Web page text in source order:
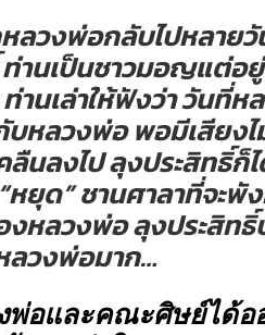
ลวงพ่อกลับไปหลาย
านเป็นชาวมอญแต่อ
นเล่าให้ฟังว่า วันที่ห
หลวงพ่อ พอมีเสียงไ
ลืนลงไป ลุงประสิทธิ์
หยุด” ชานศาลาที่จะ
งหลวงพ่อ ลุงประสิท
ลวงพ่อมาก…
พ่อและคณะศิษย์ได้อ